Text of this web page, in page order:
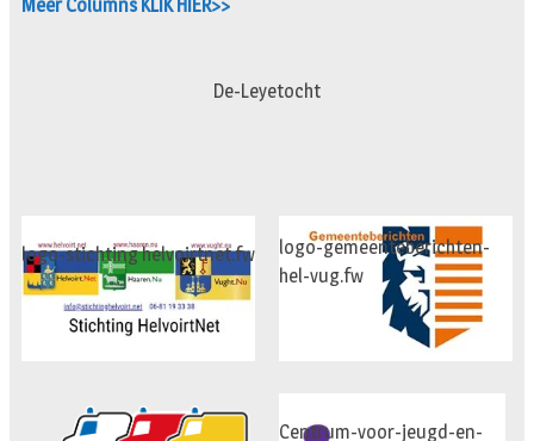
Meer Columns KLIK HIER>>
De-Leyetocht
logo-stichting helvoirtnet.fw
logo-gemeenteberichten-
hel-vug.fw
Centrum-voor-jeugd-en-